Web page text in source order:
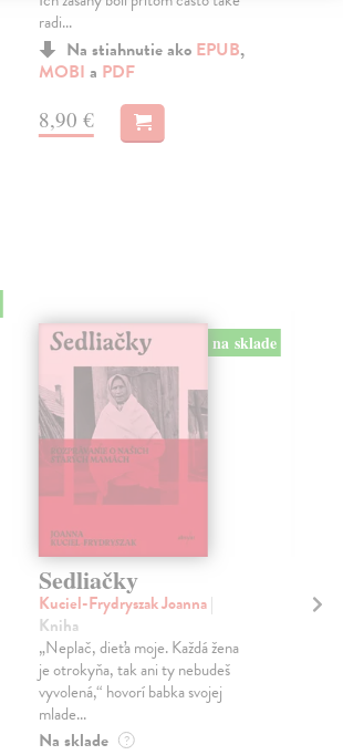
radi...
Na stiahnutie ako EPUB,
MOBI a PDF
8,90 €
na sklade
Sedliačky
Kuciel-Frydryszak Joanna|
Kniha
„Neplač, dieťa moje. Každá žena
je otrokyňa, tak ani ty nebudeš
vyvolená,“ hovorí babka svojej
mlade...
Na sklade ?